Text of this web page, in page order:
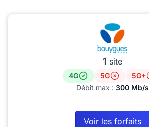
1 site
4G 5G
5G+
Débit max : 300 Mb/s
Voir les forfaits